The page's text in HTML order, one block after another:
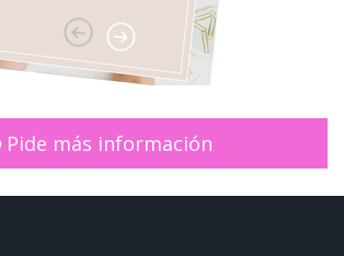
Pide más información